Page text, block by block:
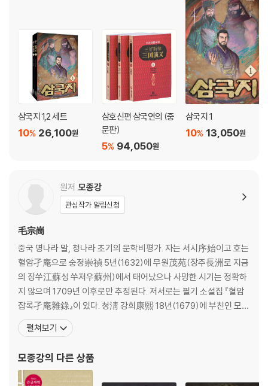
삼국지 1,2 세트
26,100원
10%
삼호신편 삼국연의 (중
문판)
94,050원
5%
삼국지 1
13,050원
10%
원저 모종강
관심작가 알림신청
毛宗崗
중국 명나라 말, 청나라 초기의 문학비평가. 자는 서시序始이고 호는
혈암孑庵으로 숭정崇禎 5년(1632)에 무원茂苑(장주長洲로 지금
의 장쑤江蘇성 쑤저우蘇州)에서 태어났으나 사망한 시기는 정확하
지 않으며 1709년 이후로만 추정된다. 저서로는 필기 소설집 『혈암
잡록孑庵雜錄』이 있다. 청淸 강희康熙 18년(1679)에 부친인 모륜
毛綸의 작업을 이어받아 유명한 ‘모종강평개본毛宗崗評改本(혹은
모본毛本)’을 출간했다. 그는 김성탄金聖t嘆의 『수호전』 첨삭 방법
첨삭뿐만 아니라 표제를 정돈하고 문사를 수정했으며 시문詩文을
고
펼쳐보기
모종강의 다른 상품